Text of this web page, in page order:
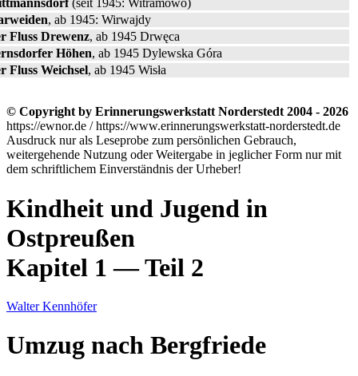
(seit 1945: Witramowo)
, ab 1945: Wirwajdy
Fluss Drewenz, ab 1945 Drwęca
Höhen, ab 1945 Dylewska Góra
Fluss Weichsel, ab 1945 Wisła
© Copyright by Erinnerungswerkstatt Norderstedt 2004 - 2026
https://ewnor.de / https://www.erinnerungswerkstatt-norderstedt.de
Ausdruck nur als Leseprobe zum persönlichen Gebrauch,
weitergehende Nutzung oder Weitergabe in jeglicher Form nur mit
dem schriftlichem Einverständnis der Urheber!
Kindheit und Jugend in
Ostpreußen
Kapitel 1 — Teil 2
Walter Kennhöfer
Umzug nach Bergfriede